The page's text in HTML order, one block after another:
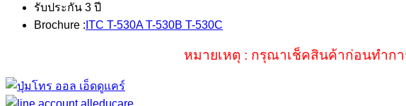
รับประกัน 3 ปี
Brochure : ITC T-530A T-530B T-530C
หมายเหตุ : กรุณาเช็คสินค้าก่อนทำก